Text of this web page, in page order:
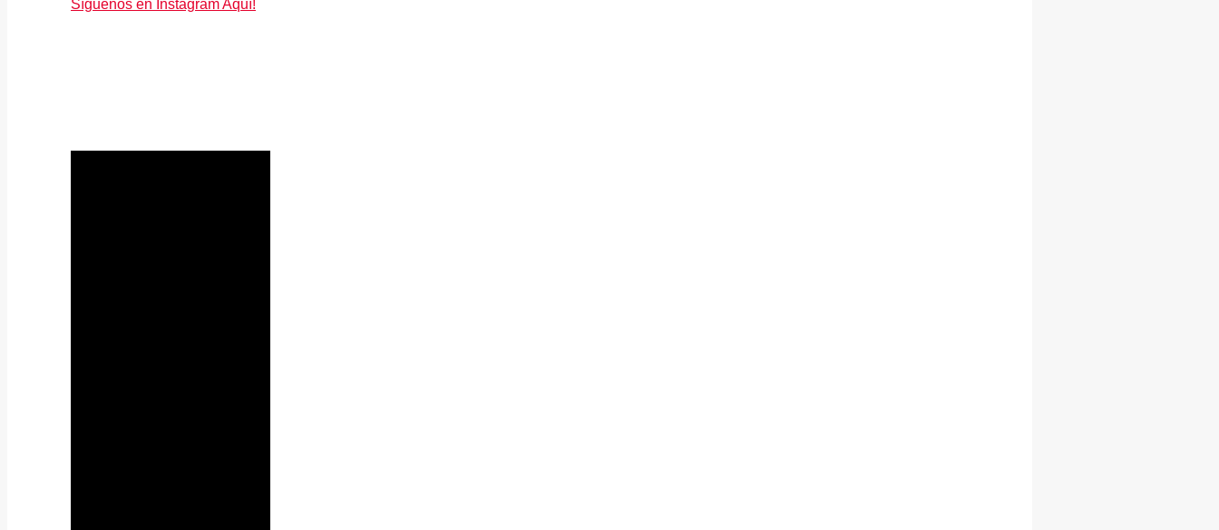
Síguenos en Instagram Aquí!